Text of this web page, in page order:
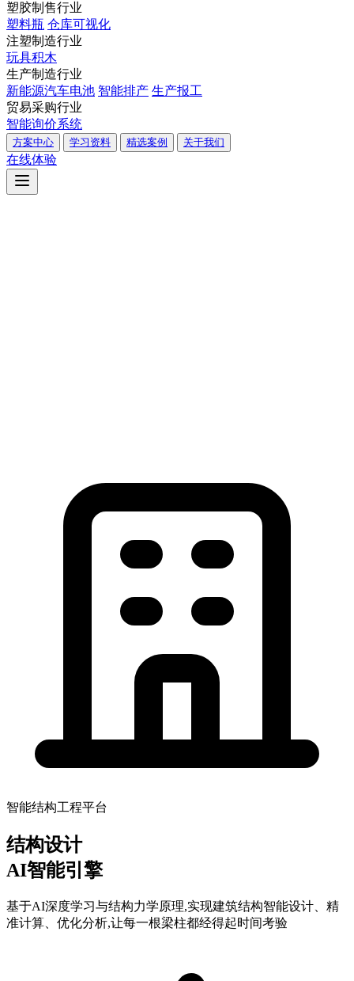
塑胶制售行业
塑料瓶 仓库可视化
注塑制造行业
玩具积木
生产制造行业
新能源汽车电池 智能排产 生产报工
贸易采购行业
智能询价系统
方案中心 学习资料 精选案例 关于我们
在线体验
智能结构工程平台
结构设计
AI智能引擎
基于AI深度学习与结构力学原理,实现建筑结构智能设计、精
准计算、优化分析,让每一根梁柱都经得起时间考验